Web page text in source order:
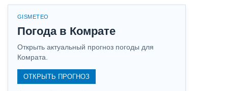
GISMETEO
Погода в Комрате
Открыть актуальный прогноз погоды для
Комрата.
ОТКРЫТЬ ПРОГНОЗ